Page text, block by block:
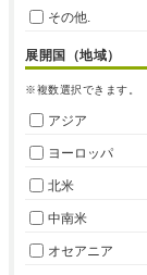
その他.
展開国（地域）
※複数選択できます。
アジア
ヨーロッパ
北米
中南米
オセアニア